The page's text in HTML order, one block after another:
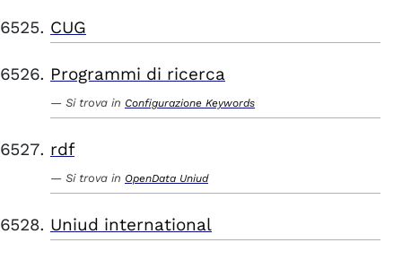
CUG
Programmi di ricerca
Si trova in Configurazione Keywords
rdf
Si trova in OpenData Uniud
Uniud international